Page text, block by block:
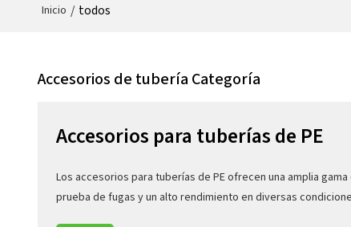
Inicio / todos
Accesorios de tubería Categoría
Accesorios para tuberías de PE
Los accesorios para tuberías de PE ofrecen una amplia
prueba de fugas y un alto rendimiento en diversas